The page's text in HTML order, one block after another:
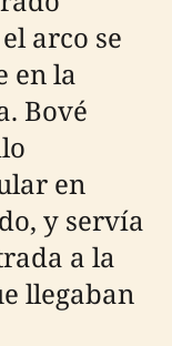
arco se
en la
Bové
en
y servía
a la
llegaban